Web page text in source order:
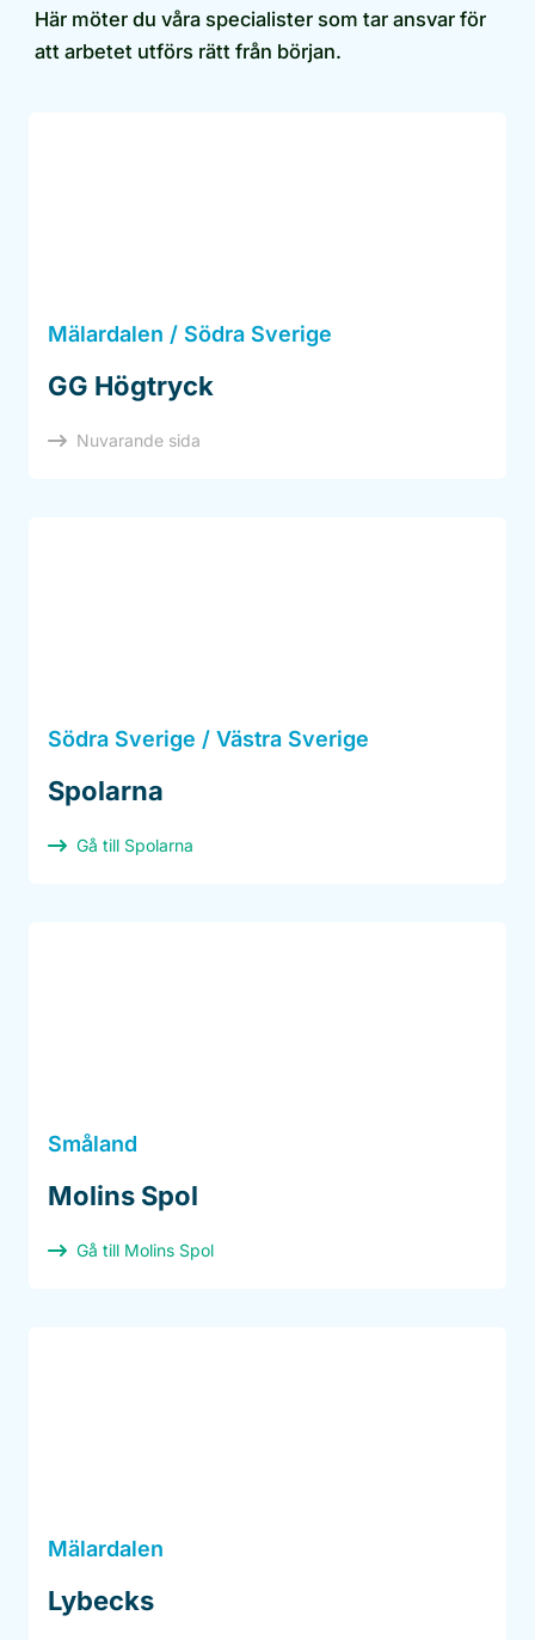
Här möter du våra specialister som tar ansvar för
att arbetet utförs rätt från början.
Mälardalen / Södra Sverige
GG Högtryck
Nuvarande sida
Södra Sverige / Västra Sverige
Spolarna
Gå till Spolarna
Småland
Molins Spol
Gå till Molins Spol
Mälardalen
Lybecks